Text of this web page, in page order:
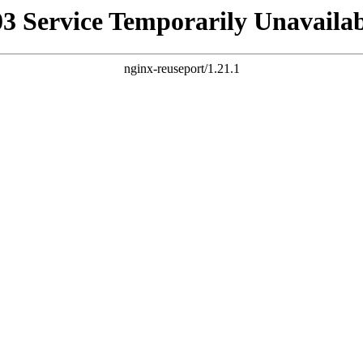
Service Temporarily
nginx-reuseport/1.21.1